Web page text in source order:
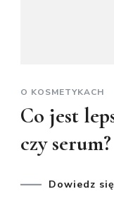
O KOSMETYKACH
Co jest
czy serum?
Dowiedz